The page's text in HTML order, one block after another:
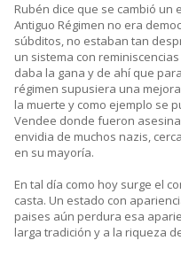
Rubén dice que se cambió
Antiguo Régimen no era
súbditos, no estaban tan
un sistema con
daba la gana y de ahí que
régimen supusiera una
la muerte y como ejemplo se
Vendee donde fueron
envidia de muchos nazis,
en su mayoría.
En tal día como hoy surge el
casta. Un estado con
paises aún perdura esa
larga tradición y a la riqueza